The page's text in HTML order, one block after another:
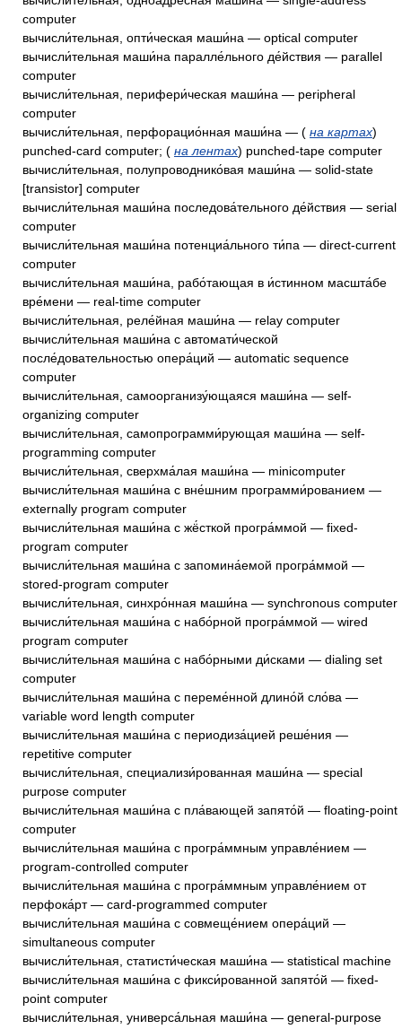
computer
вычисли́тельная, опти́ческая маши́на — optical computer
вычисли́тельная маши́на паралле́льного де́йствия — parallel
computer
вычисли́тельная, перифери́ческая маши́на — peripheral
computer
вычисли́тельная, перфорацио́нная маши́на — ( на картах)
punched-card computer; ( на лентах) punched-tape computer
вычисли́тельная, полупроводнико́вая маши́на — solid-state
[transistor] computer
вычисли́тельная маши́на последова́тельного де́йствия — serial
computer
вычисли́тельная маши́на потенциа́льного ти́па — direct-current
computer
вычисли́тельная маши́на, рабо́тающая в и́стинном масшта́бе
вре́мени — real-time computer
вычисли́тельная, реле́йная маши́на — relay computer
вычисли́тельная маши́на с автомати́ческой
после́довательностью опера́ций — automatic sequence
computer
вычисли́тельная, самоорганизу́ющаяся маши́на — self-
organizing computer
вычисли́тельная, самопрограмми́рующая маши́на — self-
programming computer
вычисли́тельная, сверхма́лая маши́на — minicomputer
вычисли́тельная маши́на с вне́шним программи́рованием —
externally program computer
вычисли́тельная маши́на с жё́сткой програ́ммой — fixed-
program computer
вычисли́тельная маши́на с запомина́емой програ́ммой —
stored-program computer
вычисли́тельная, синхро́нная маши́на — synchronous computer
вычисли́тельная маши́на с набо́рной програ́ммой — wired
program computer
вычисли́тельная маши́на с набо́рными ди́сками — dialing set
computer
вычисли́тельная маши́на с переме́нной длино́й сло́ва —
variable word length computer
вычисли́тельная маши́на с периодиза́цией реше́ния —
repetitive computer
вычисли́тельная, специализи́рованная маши́на — special
purpose computer
вычисли́тельная маши́на с пла́вающей запято́й — floating-point
computer
вычисли́тельная маши́на с програ́ммным управле́нием —
program-controlled computer
вычисли́тельная маши́на с програ́ммным управле́нием от
перфока́рт — card-programmed computer
вычисли́тельная маши́на с совмеще́нием опера́ций —
simultaneous computer
вычисли́тельная, статисти́ческая маши́на — statistical machine
вычисли́тельная маши́на с фикси́рованной запято́й — fixed-
point computer
вычисли́тельная, универса́льная маши́на — general-purpose